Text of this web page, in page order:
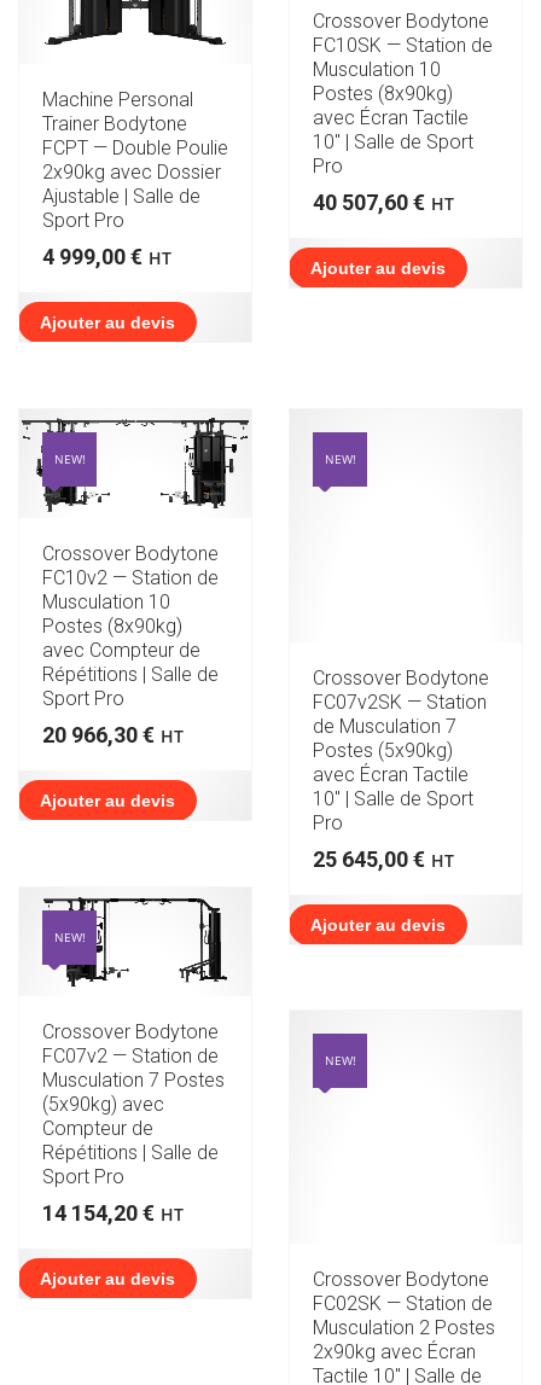
Machine Personal
Trainer Bodytone
FCPT — Double Poulie
2x90kg avec Dossier
Ajustable | Salle de
Sport Pro
4 999,00€ HT
Ajouter au devis
Crossover Bodytone
FC10SK — Station de
Musculation 10
Postes (8x90kg)
avec Écran Tactile
10″ | Salle de Sport
Pro
40 507,60€ HT
Ajouter au devis
NEW!
Crossover Bodytone
FC10v2 — Station de
Musculation 10
Postes (8x90kg)
avec Compteur de
Répétitions | Salle de
Sport Pro
20 966,30€ HT
Ajouter au devis
NEW!
Crossover Bodytone
FC07v2SK — Station
de Musculation 7
Postes (5x90kg)
avec Écran Tactile
10″ | Salle de Sport
Pro
25 645,00€ HT
Ajouter au devis
NEW!
Crossover Bodytone
FC07v2 — Station de
Musculation 7 Postes
(5x90kg) avec
Compteur de
Répétitions | Salle de
Sport Pro
14 154,20€ HT
Ajouter au devis
NEW!
Crossover Bodytone
FC02SK — Station de
Musculation 2 Postes
2x90kg avec Écran
Tactile 10″ | Salle de